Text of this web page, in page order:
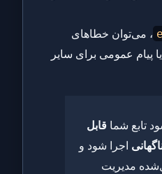
، می‌توان خطاهای
عمومی برای سایر
تابع شما قابل
اجرا شود و
مدیریت